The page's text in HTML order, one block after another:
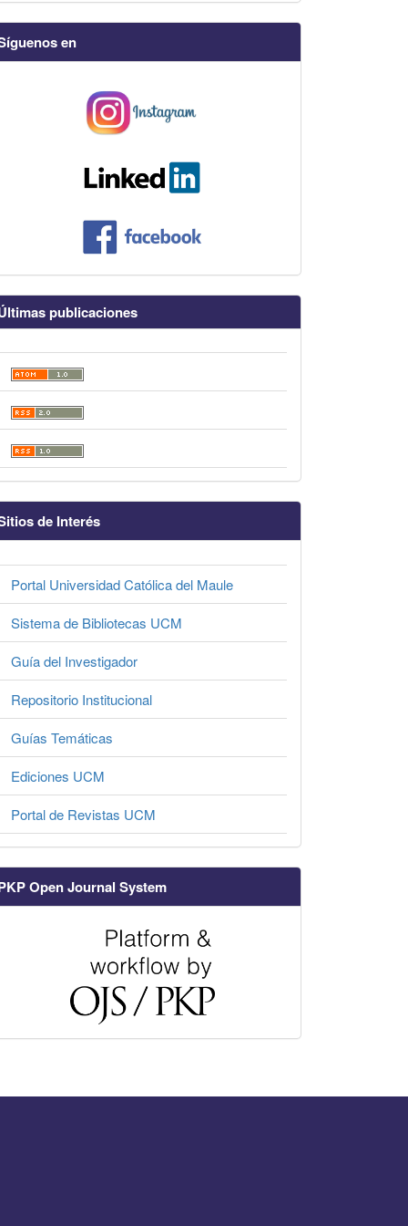
en
publicaciones
de Interés
Portal Universidad Católica del Maule
Sistema de Bibliotecas UCM
Guía del Investigador
Repositorio Institucional
Guías Temáticas
Ediciones UCM
Portal de Revistas UCM
Open Journal System